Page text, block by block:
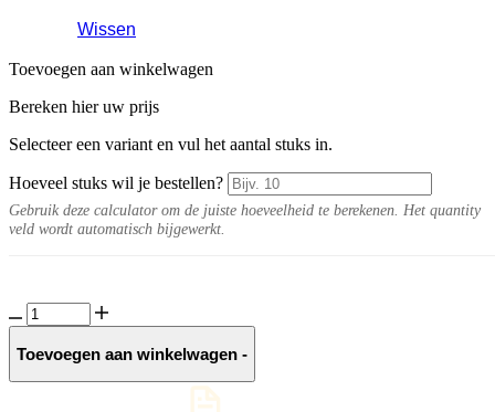
Wissen
Toevoegen aan winkelwagen
Bereken hier uw prijs
Selecteer een variant en vul het aantal stuks in.
Hoeveel stuks wil je bestellen?
Gebruik deze calculator om de juiste hoeveelheid te berekenen. Het quantity
veld wordt automatisch bijgewerkt.
Orient
Dark
afdekstrook
Toevoegen aan winkelwagen -